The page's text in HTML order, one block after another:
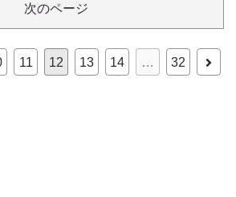
次のページ
11 12 13 14 … 32
次